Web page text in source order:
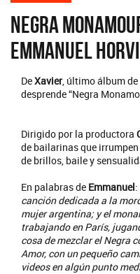
Negra
Emmanuel
DeXavier, último álbum de
desprende “Negra
Dirigido por la productora
de bailarinas que
de brillos, baile y
En palabras de Emmanuel:
canción dedicada a la
mujer argentina; y el
trabajando en París,
cosa de mezclar el Negra
Amor, con un pequeño
videos en algún punto